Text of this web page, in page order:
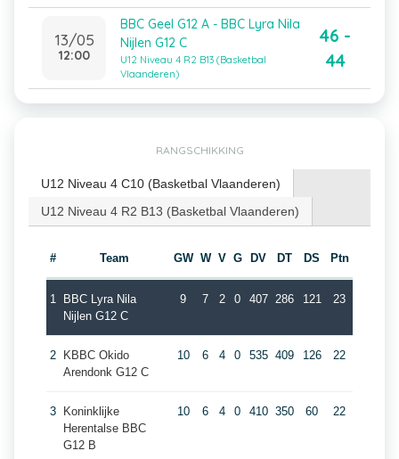
13/05
12:00
BBC Geel G12 A - BBC Lyra Nila
Nijlen G12 C
U12 Niveau 4 R2 B13 (Basketbal
Vlaanderen)
46 -
44
RANGSCHIKKING
U12 Niveau 4 C10 (Basketbal Vlaanderen)
U12 Niveau 4 R2 B13 (Basketbal Vlaanderen)
# Team GW W V G DV DT DS Ptn
1
BBC Lyra Nila
Nijlen G12 C
9 7 2 0 407 286 121 23
2
KBBC Okido
Arendonk G12 C
10 6 4 0 535 409 126 22
3
Koninklijke
Herentalse BBC
G12 B
10 6 4 0 410 350 60 22